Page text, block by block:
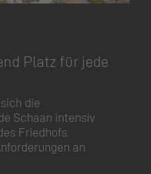
Platz für jede
die
Schaan intensiv
Friedhofs.
an